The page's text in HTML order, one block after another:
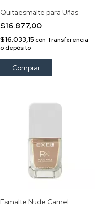
Quitaesmalte para Uñas
$16.877,00
$16.033,15 con Transferencia
o depósito
Esmalte Nude Camel